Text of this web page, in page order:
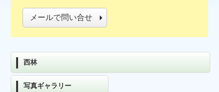
メールで問い合せ
西林
写真ギャラリー